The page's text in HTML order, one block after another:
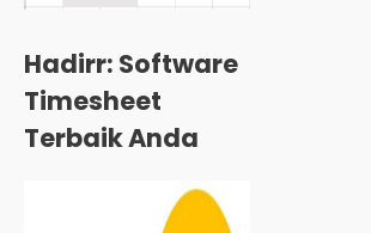
Hadirr: Software
Timesheet
Terbaik Anda